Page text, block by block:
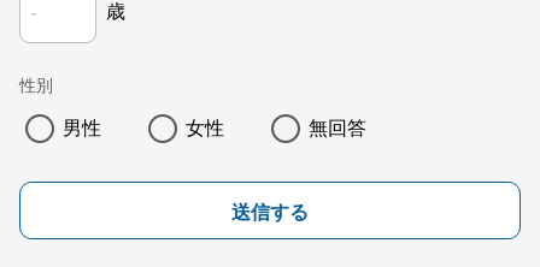
歳
性別
男性 女性 無回答
送信する